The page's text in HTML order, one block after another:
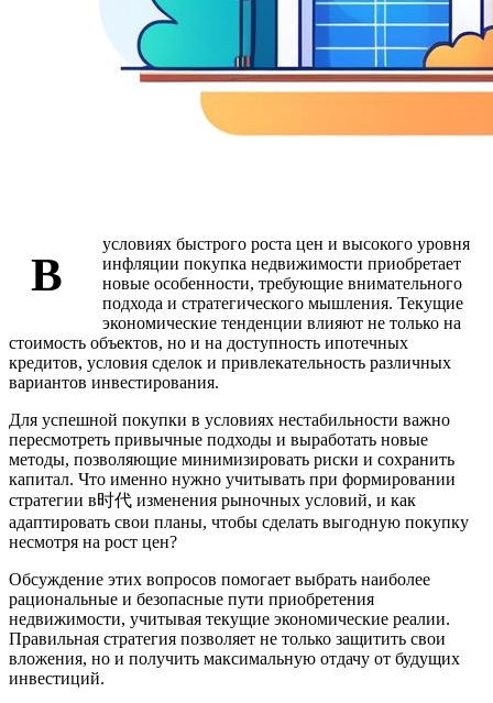
В
условиях быстрого роста цен и высокого уровня
инфляции покупка недвижимости приобретает
новые особенности, требующие внимательного
подхода и стратегического мышления. Текущие
экономические тенденции влияют не только на
стоимость объектов, но и на доступность ипотечных
кредитов, условия сделок и привлекательность различных
вариантов инвестирования.
Для успешной покупки в условиях нестабильности важно
пересмотреть привычные подходы и выработать новые
методы, позволяющие минимизировать риски и сохранить
капитал. Что именно нужно учитывать при формировании
стратегии в时代 изменения рыночных условий, и как
адаптировать свои планы, чтобы сделать выгодную покупку
несмотря на рост цен?
Обсуждение этих вопросов помогает выбрать наиболее
рациональные и безопасные пути приобретения
недвижимости, учитывая текущие экономические реалии.
Правильная стратегия позволяет не только защитить свои
вложения, но и получить максимальную отдачу от будущих
инвестиций.